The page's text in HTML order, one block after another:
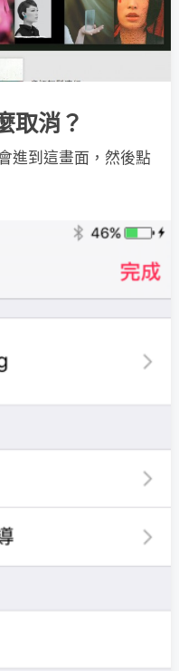
取消？
進到這畫面，然後點